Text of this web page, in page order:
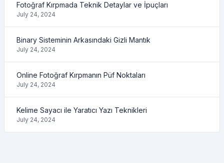
Fotoğraf Kırpmada Teknik Detaylar ve İpuçları
July 24, 2024
Binary Sisteminin Arkasındaki Gizli Mantık
July 24, 2024
Online Fotoğraf Kırpmanın Püf Noktaları
July 24, 2024
Kelime Sayacı ile Yaratıcı Yazı Teknikleri
July 24, 2024